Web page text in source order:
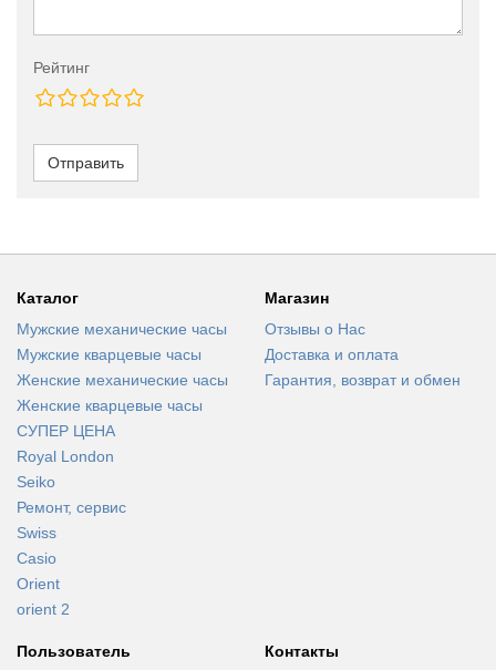
Рейтинг
Отправить
Каталог
Мужские механические часы
Мужские кварцевые часы
Женские механические часы
Женские кварцевые часы
СУПЕР ЦЕНА
Royal London
Seiko
Ремонт, сервис
Swiss
Casio
Orient
orient 2
Магазин
Отзывы о Нас
Доставка и оплата
Гарантия, возврат и обмен
Пользователь Контакты